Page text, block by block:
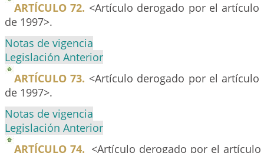
ARTÍCULO 72. <Artículo derogado por el artículo
de 1997>.
Notas de vigencia
Legislación Anterior
ARTÍCULO 73. <Artículo derogado por el artículo
de 1997>.
Notas de vigencia
Legislación Anterior
ARTÍCULO 74. <Artículo derogado por el artículo